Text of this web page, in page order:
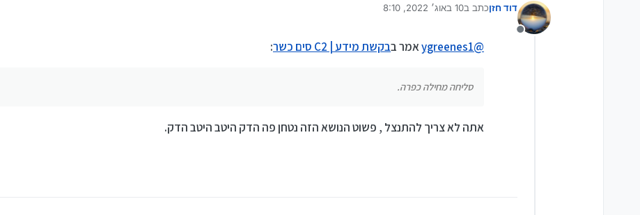
איך אפשר לשנות הIMEI של C2 דרך BEST NOKIA צריבה יש לי גרסא 2.15?
אין אפשרות, ופעם הבאה תחפש לפני שאתה שואל כי אם היית מחפש המנוע חיפוש של גוגל היה קורס מרוב התוצאות.
סליחה מחילה כפרה. אגב חפשתי זמן רב מאד. אמנם הי נדמה לי שראיתי כאן מדריך על זה לפני קצת זמן. בנוסף לזה.כי בתוכנה
מנותק
דוד חזןכתב ב10 באוג׳ 2022, 8:10
נערך לאחרונה על ידי
@
ygreenes1אמר בבקשת מידע | C2 סים כשר :
סליחה מחילה כפרה.
אתה לא צריך להתנצל , פשוט הנושא הזה נטחן פה הדק היטב היטב הדק.